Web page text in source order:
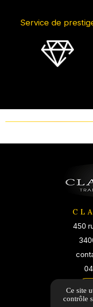
Service de
450
Ce site
contrôle